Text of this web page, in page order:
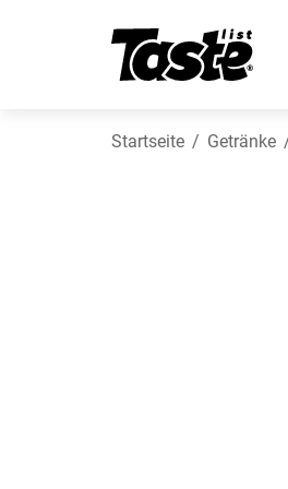
Startseite Getränke